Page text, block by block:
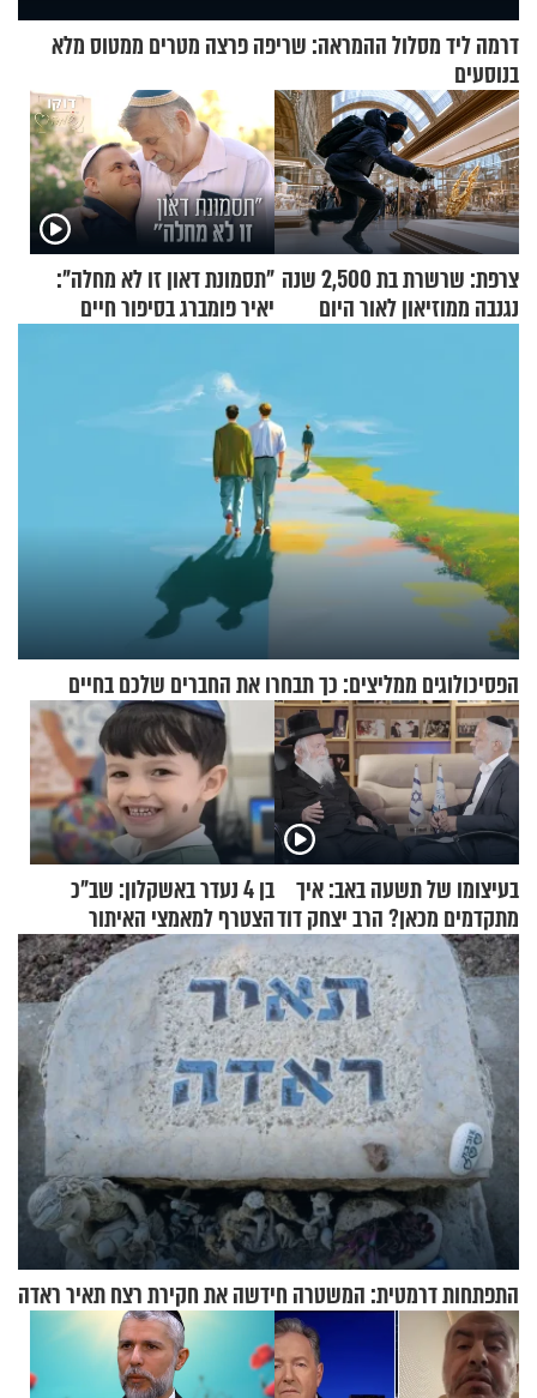
דרמה ליד מסלול ההמראה: שריפה פרצה מטרים ממטוס מלא
בנוסעים
צרפת: שרשרת בת 2,500 שנה
נגנבה ממוזיאון לאור היום
"תסמונת דאון זו לא מחלה":
יאיר פומברג בסיפור חיים
הפסיכולוגים ממליצים: כך תבחרו את החברים שלכם בחיים
בעיצומו של תשעה באב: איך
מתקדמים מכאן? הרב יצחק דוד
גרוסמן בשיחה מיוחדת
בן 4 נעדר באשקלון: שב"כ
הצטרף למאמצי האיתור
התפתחות דרמטית: המשטרה חידשה את חקירת רצח תאיר ראדה